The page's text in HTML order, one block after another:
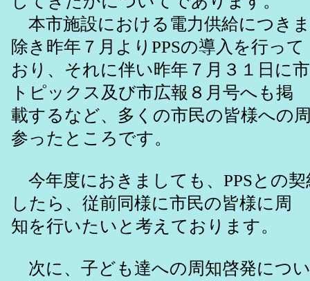
本市施設における電力供給につき
除き昨年７月よりPPSの導入を行って
おり、それに伴い昨年７月３１日に
トピックス及び市広報８月号へも掲
載するなど、多くの市民の皆様への
参ったところです。
今年度におきましても、PPSとの
したら、従前同様に市民の皆様に周
知を行いたいと考えております。
次に、子ども達への周知啓発につ